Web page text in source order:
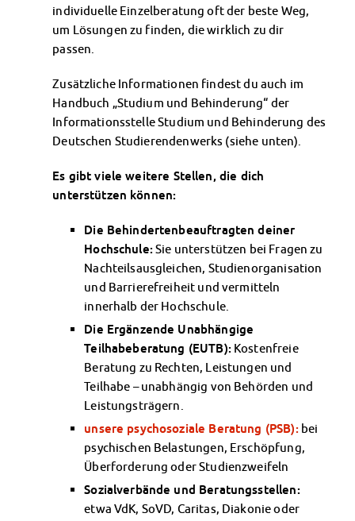
Beratungstermine im Überblick
Unsere Organisation
Verwaltungsrat
Lageplan
Dokumente
Stellenangebote
AnsprechpartnerInnen
Datenschutzerklärung
individuelle Einzelberatung oft der beste Weg,
um Lösungen zu finden, die wirklich zu dir
passen.
Zusätzliche Informationen findest du auch im
Handbuch „Studium und Behinderung“ der
Informationsstelle Studium und Behinderung des
Deutschen Studierendenwerks (siehe unten).
Es gibt viele weitere Stellen, die dich
unterstützen können:
Die Behindertenbeauftragten deiner
Hochschule: Sie unterstützen bei Fragen zu
Nachteilsausgleichen, Studienorganisation
und Barrierefreiheit und vermitteln
innerhalb der Hochschule.
Die Ergänzende Unabhängige
Teilhabeberatung (EUTB): Kostenfreie
Beratung zu Rechten, Leistungen und
Teilhabe – unabhängig von Behörden und
Leistungsträgern.
unsere psychosoziale Beratung (PSB): bei
psychischen Belastungen, Erschöpfung,
Überforderung oder Studienzweifeln
Sozialverbände und Beratungsstellen:
etwa VdK, SoVD, Caritas, Diakonie oder